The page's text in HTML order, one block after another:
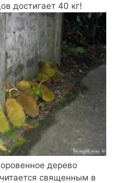
достигает 40 кг!
дерево
священным в